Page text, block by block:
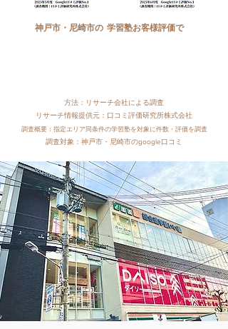
神戸市・尼崎市の 学習塾お客様評価で
方法：リサーチ会社による調査
リサーチ情報提供元：口コミ評価研究所株式会社
調査概要：指定エリア同条件の学習塾を対象に件数・評価を調査
調査対象：神戸市・尼崎市のgoogle口コミ